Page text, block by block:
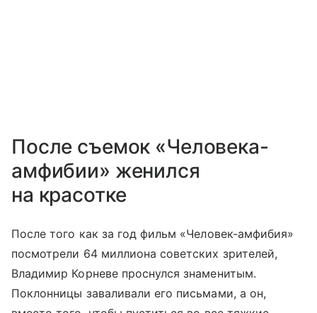
После съемок «Человека-
амфибии» женился
на красотке
После того как за год фильм «Человек-амфибия»
посмотрели 64 миллиона советских зрителей,
Владимир Корневе проснулся знаменитым.
Поклонницы заваливали его письмами, а он,